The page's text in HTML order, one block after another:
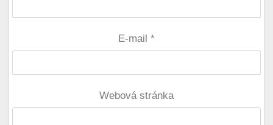
E-mail *
Webová stránka